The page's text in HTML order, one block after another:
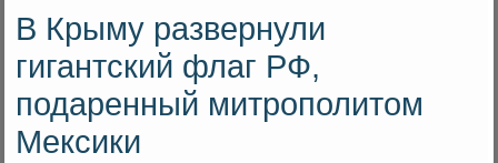
В Крыму развернули
гигантский флаг РФ,
подаренный митрополитом
Мексики